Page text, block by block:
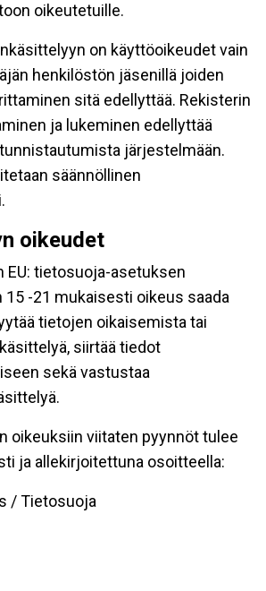
oikeutetuille.
on käyttöoikeudet vain
henkilöstön jäsenillä joiden
sitä edellyttää. Rekisterin
ja lukeminen edellyttää
järjestelmään.
säännöllinen
oikeudet
EU: tietosuoja-asetuksen
15 -21 mukaisesti oikeus saada
tietojen oikaisemista tai
siirtää tiedot
sekä vastustaa
oikeuksiin viitaten pyynnöt tulee
ja allekirjoitettuna osoitteella:
/ Tietosuoja